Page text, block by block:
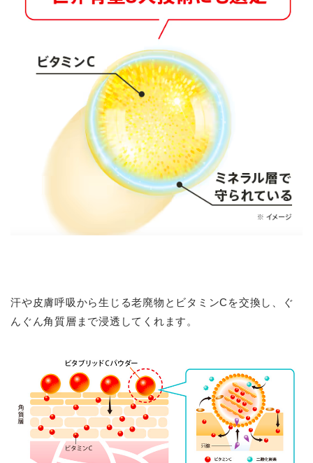
汗や皮膚呼吸から生じる老廃物とビタミンCを交換し、ぐ
んぐん角質層まで浸透してくれます。